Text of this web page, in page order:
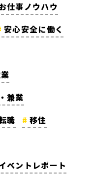
仕事ノウハウ
安心安全に働く
兼業
職
移住
ベントレポート